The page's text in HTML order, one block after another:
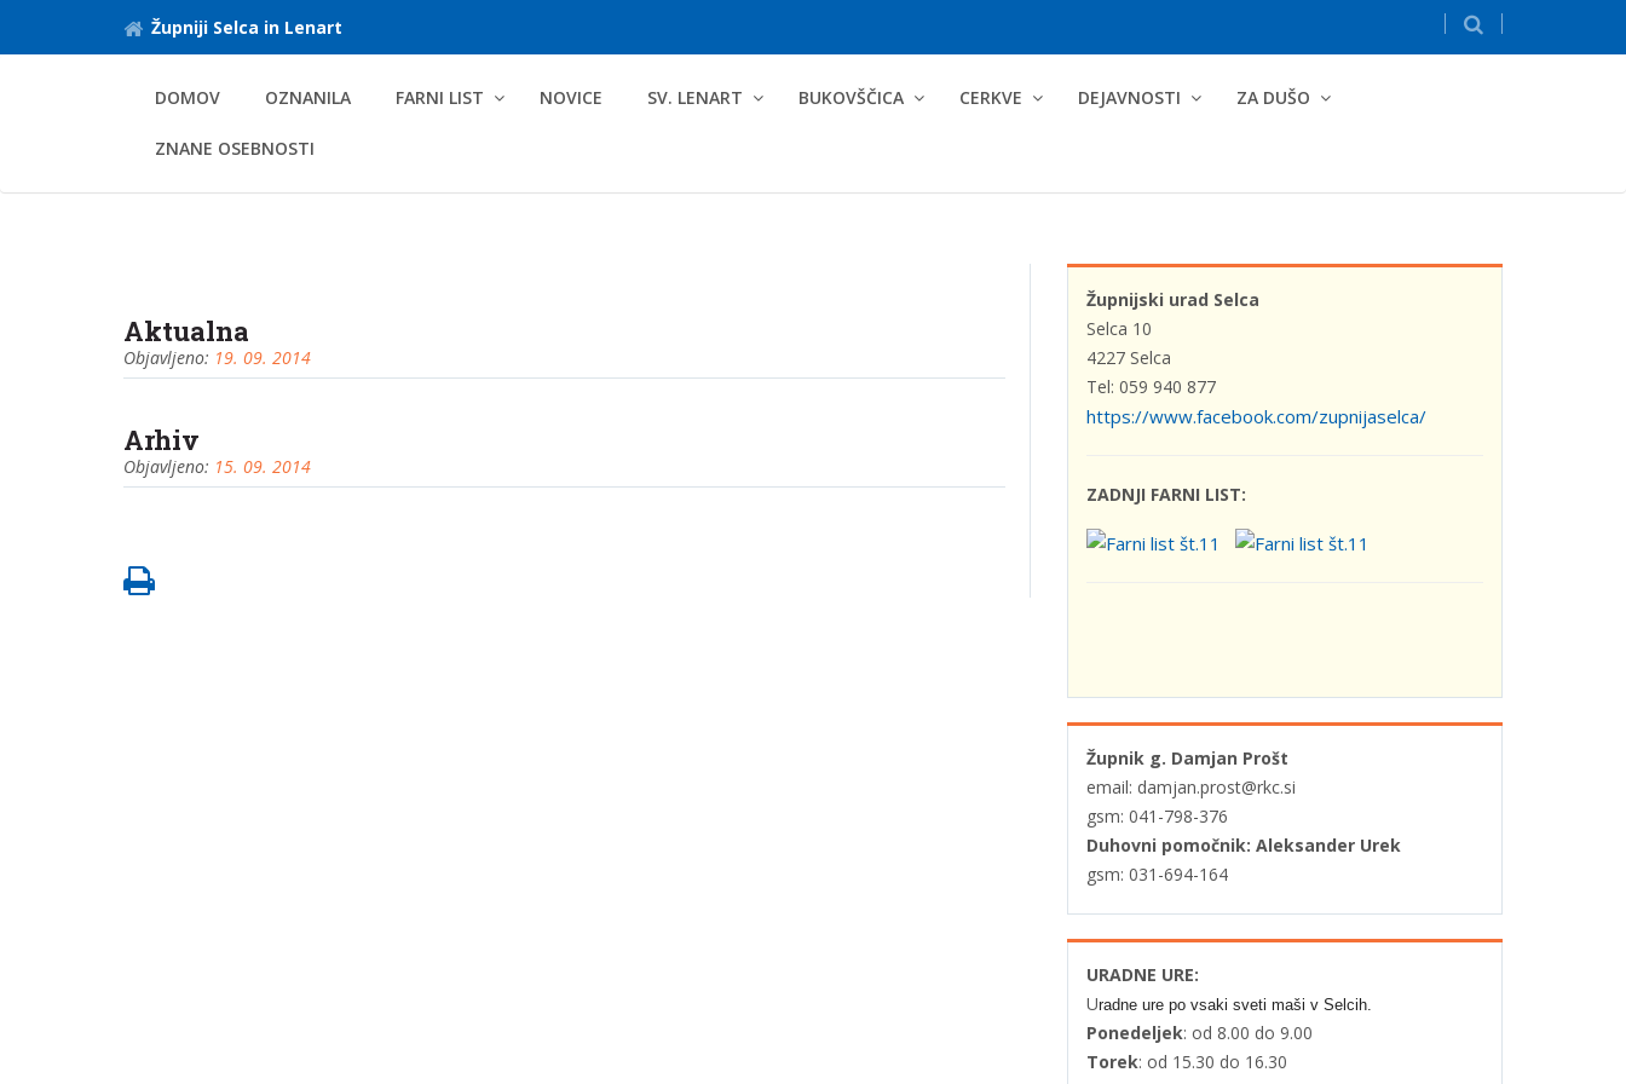
Župniji Selca in Lenart
DOMOV OZNANILA FARNI LIST NOVICE SV. LENART BUKOVŠČICA CERKVE DEJAVNOSTI ZA DUŠO
ZNANE OSEBNOSTI
Aktualna
Objavljeno: 19. 09. 2014
Arhiv
Objavljeno: 15. 09. 2014
Župnijski urad Selca
Selca 10
4227 Selca
Tel: 059 940 877
https://www.facebook.com/zupnijaselca/
ZADNJI FARNI LIST:
Župnik g. Damjan Prošt
email: damjan.prost@rkc.si
gsm: 041-798-376
Duhovni pomočnik: Aleksander Urek
gsm: 031-694-164
URADNE URE:
Uradne ure po vsaki sveti maši v Selcih.
Ponedeljek: od 8.00 do 9.00
Torek: od 15.30 do 16.30